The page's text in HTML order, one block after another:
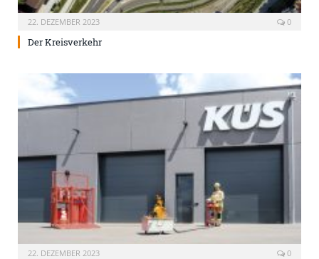
22. DEZEMBER 2023 0
Der Kreisverkehr
22. DEZEMBER 2023 0